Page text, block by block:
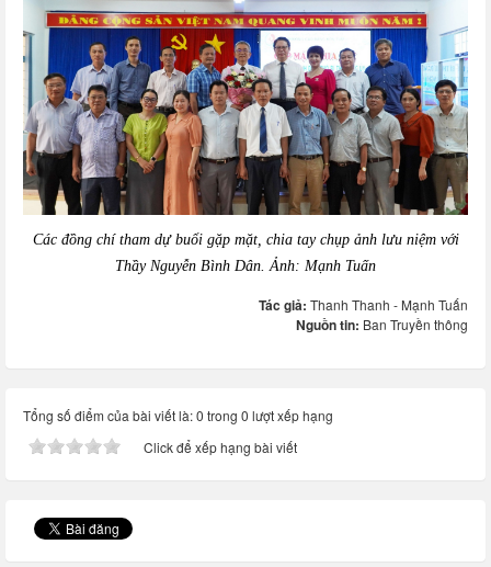
Các đồng chí tham dự buổi gặp mặt, chia tay chụp ảnh lưu niệm với
Thầy Nguyễn Bình Dân. Ảnh: Mạnh Tuấn
Tác giả: Thanh Thanh - Mạnh Tuấn
Nguồn tin: Ban Truyền thông
Tổng số điểm của bài viết là: 0 trong 0 lượt xếp hạng
Click để xếp hạng bài viết